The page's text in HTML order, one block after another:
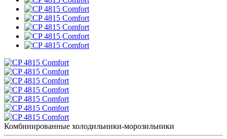
Комбинированные холодильники-морозильники